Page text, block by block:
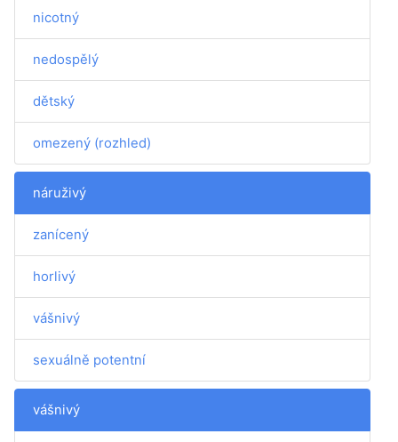
nicotný
nedospělý
dětský
omezený (rozhled)
náruživý
zanícený
horlivý
vášnivý
sexuálně potentní
vášnivý